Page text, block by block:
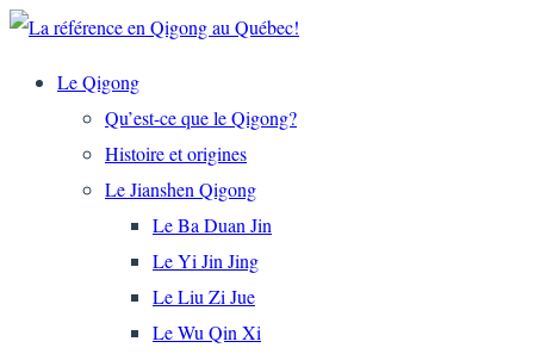
Le Qigong
Qu’est-ce que le Qigong?
Histoire et origines
Le Jianshen Qigong
Le Ba Duan Jin
Le Yi Jin Jing
Le Liu Zi Jue
Le Wu Qin Xi